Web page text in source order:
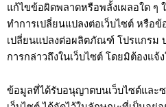
แก้ไขข้อผิดพลาดหรือพลั้งเผลอใด ๆ
ทำการเปลี่ยนแปลงต่อเว็บไซต์ หรือ
เปลี่ยนแปลงต่อผลิตภัณฑ์ โปรแกรม
การกล่าวถึงในเว็บไซต์ โดยมิต้องแจ้
ข้อมูลที่ได้รับอนุญาตบนเว็บไซต์และ